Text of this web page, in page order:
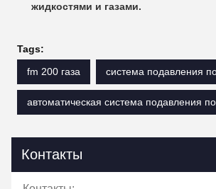
жидкостями и газами.
Tags:
fm 200 газа
система подавления
автоматическая система подавления
Контакты